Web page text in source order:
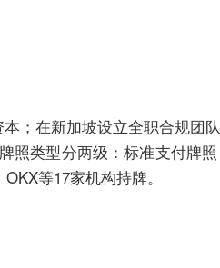
；在新加坡设立全职合规团
照类型分两级：标准支付牌
等17家机构持牌。